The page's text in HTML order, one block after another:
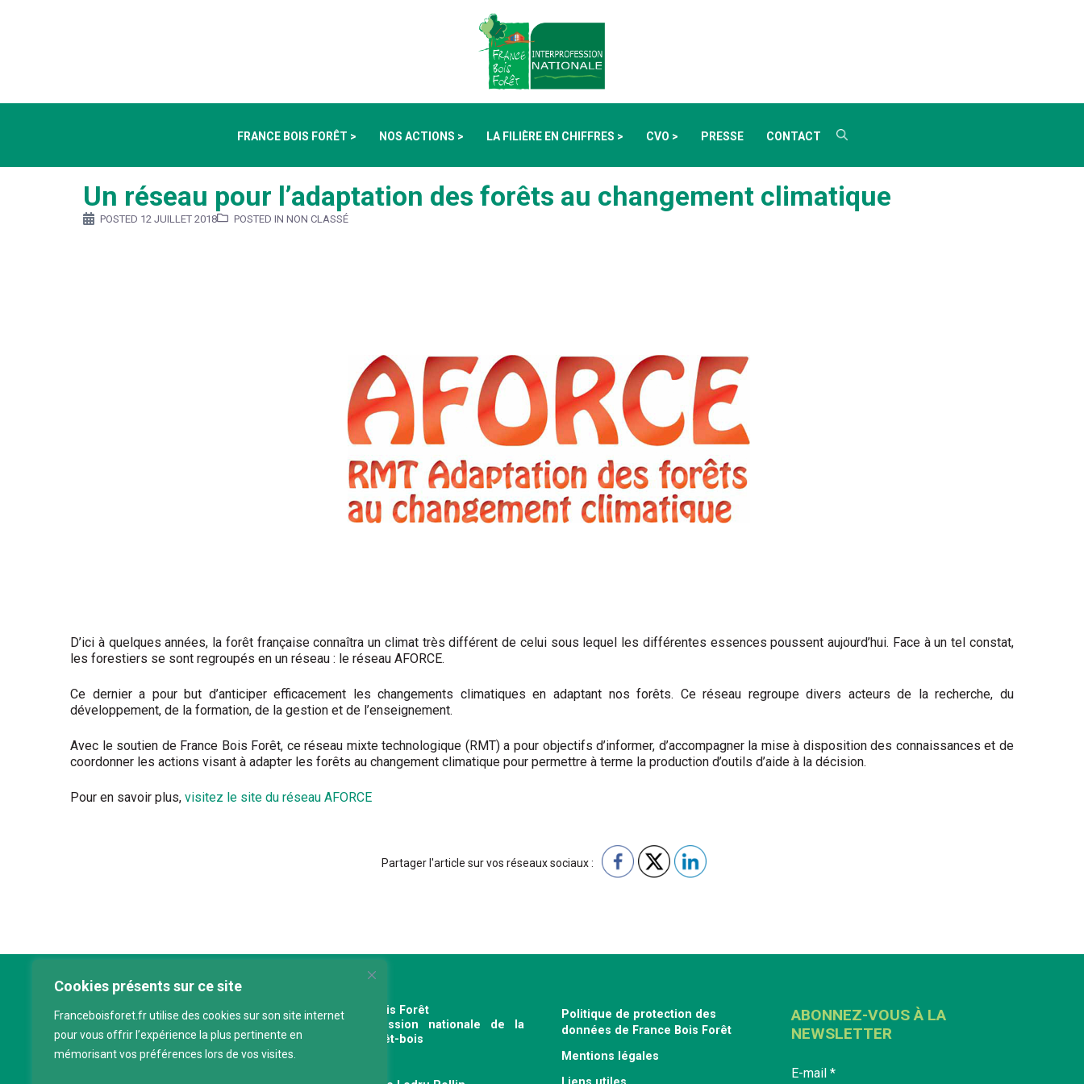
Cookies présents sur ce site
Franceboisforet.fr utilise des cookies sur son site internet
pour vous offrir l’expérience la plus pertinente en
mémorisant vos préférences lors de vos visites.
FRANCE BOIS FORÊT > NOS ACTIONS > LA FILIÈRE EN CHIFFRES > CVO > PRESSE CONTACT
Un réseau pour l’adaptation des forêts au changement climatique
POSTED 12 JUILLET 2018 POSTED IN NON CLASSÉ
D’ici à quelques années, la forêt française connaîtra un climat très différent de celui sous lequel les différentes essences poussent aujourd’hui. Face à un tel constat,
les forestiers se sont regroupés en un réseau : le réseau AFORCE.
Ce dernier a pour but d’anticiper efficacement les changements climatiques en adaptant nos forêts. Ce réseau regroupe divers acteurs de la recherche, du
développement, de la formation, de la gestion et de l’enseignement.
Avec le soutien de France Bois Forêt, ce réseau mixte technologique (RMT) a pour objectifs d’informer, d’accompagner la mise à disposition des connaissances et de
coordonner les actions visant à adapter les forêts au changement climatique pour permettre à terme la production d’outils d’aide à la décision.
Pour en savoir plus, visitez le site du réseau AFORCE
Partager l'article sur vos réseaux sociaux :
France Bois Forêt
Interprofession nationale de la
filière forêt-bois
Politique de protection des
données de France Bois Forêt
Mentions légales
ABONNEZ-VOUS À LA
NEWSLETTER
E-mail *